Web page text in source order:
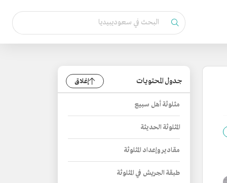
جدول المحتويات إغلاق
مثلوثة أهل سبيع
المثلوثة الحديثة
مقادير وإعداد المثلوثة
طبقة الجريش في المثلوثة